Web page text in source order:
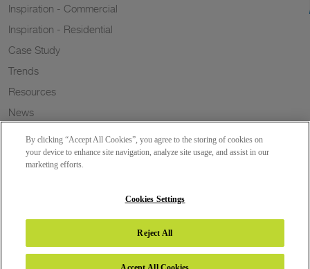
Inspiration - Commercial
Inspiration - Residential
Case Study
Trends
Resources
News
Wish to a Customer
Copyright 2026 © Greenlam Industries Limited. All rights reserved.
By clicking “Accept All Cookies”, you agree to the storing of cookies on
your device to enhance site navigation, analyze site usage, and assist in our
marketing efforts.
Cookies Settings
Reject All